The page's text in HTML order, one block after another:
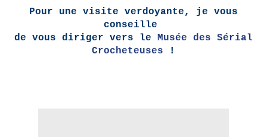
Pour une visite verdoyante, je vous
conseille
de vous diriger vers le Musée des Sérial
Crocheteuses !